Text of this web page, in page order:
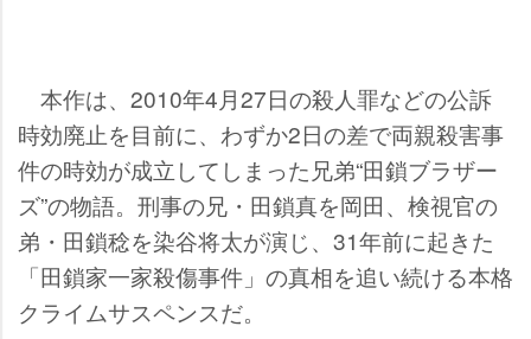
本作は、2010年4月27日の殺人罪などの公訴
時効廃止を目前に、わずか2日の差で両親殺害事
件の時効が成立してしまった兄弟“田鎖ブラザー
ズ”の物語。刑事の兄・田鎖真を岡田、検視官の
弟・田鎖稔を染谷将太が演じ、31年前に起きた
「田鎖家一家殺傷事件」の真相を追い続ける本格
クライムサスペンスだ。